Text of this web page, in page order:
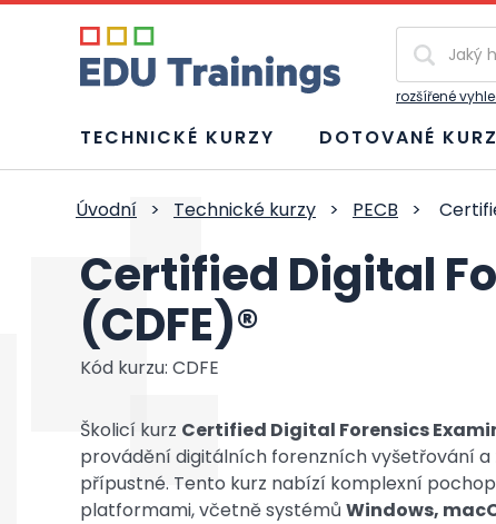
rozšířené
TECHNICKÉ KURZY DOTOVANÉ
Úvodní > Technické kurzy > PECB >
Certified Digital
(CDFE)®
Kód kurzu: CDFE
Školicí kurz Certified Digital Forensics
provádění digitálních forenzních vyšetřování
přípustné. Tento kurz nabízí komplexní
platformami, včetně systémů Windows,